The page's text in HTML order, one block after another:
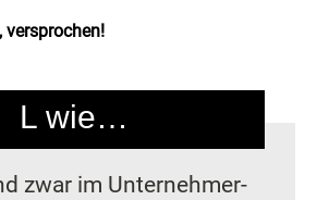
versprochen!
L wie…
zwar im Unternehmer-